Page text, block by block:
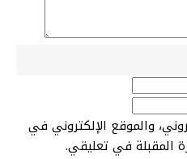
والموقع الإلكتروني في
المقبلة في تعليقي.